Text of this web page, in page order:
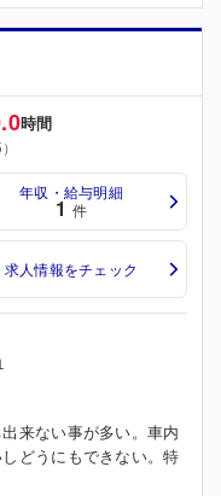
時間
年収・給与明細
1 件
求人情報をチェック
来ない事が多い。車内
どうにもできない。特